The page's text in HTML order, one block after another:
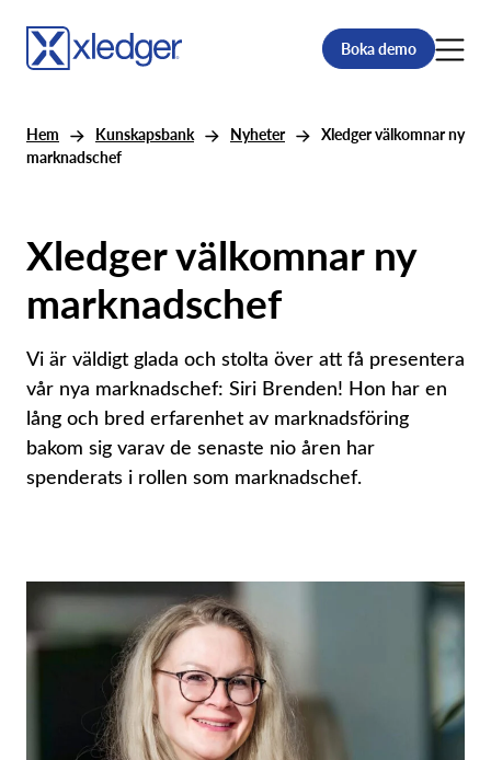
Boka demo
Hem Kunskapsbank Nyheter
Xledger välkomnar ny
marknadschef
Xledger välkomnar ny
marknadschef
Vi är väldigt glada och stolta över att få presentera
vår nya marknadschef: Siri Brenden! Hon har en
lång och bred erfarenhet av marknadsföring
bakom sig varav de senaste nio åren har
spenderats i rollen som marknadschef.